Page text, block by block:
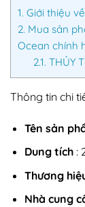
1. Giới thiệu về
2. Mua sản
Ocean chính
2.1. THỦY
Thông tin chi
Tên sản
Dung tích:
Thương
Nhà cung